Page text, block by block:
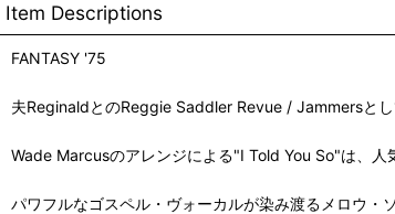
Item Descriptions
FANTASY '75
夫ReginaldとのReggie Saddler Revue / Jammersと
Wade Marcusのアレンジによる"I Told You So"は、
パワフルなゴスペル・ヴォーカルが染み渡るメロウ・